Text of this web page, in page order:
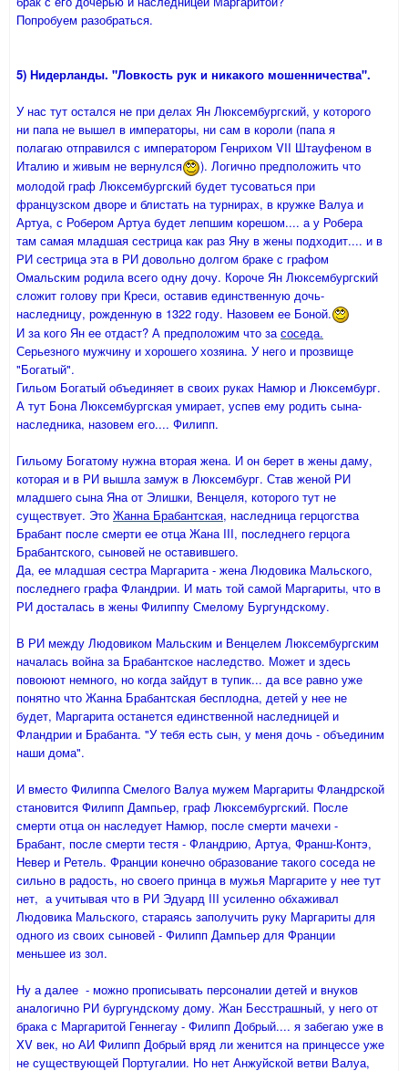
Попробуем разобраться.
5) Нидерланды. "Ловкость рук и никакого мошенничества".
У нас тут остался не при делах Ян Люксембургский, у которого
ни папа не вышел в императоры, ни сам в короли (папа я
полагаю отправился с императором Генрихом VII Штауфеном в
Италию и живым не вернулся
). Логично предположить что
молодой граф Люксембургский будет тусоваться при
французском дворе и блистать на турнирах, в кружке Валуа и
Артуа, с Робером Артуа будет лепшим корешом.... а у Робера
там самая младшая сестрица как раз Яну в жены подходит.... и в
РИ сестрица эта в РИ довольно долгом браке с графом
Омальским родила всего одну дочу. Короче Ян Люксембургский
сложит голову при Креси, оставив единственную дочь-
наследницу, рожденную в 1322 году. Назовем ее Боной.
И за кого Ян ее отдаст? А предположим что засоседа.
Серьезного мужчину и хорошего хозяина. У него и прозвище
"Богатый".
Гильом Богатый объединяет в своих руках Намюр и Люксембург.
А тут Бона Люксембургская умирает, успев ему родить сына-
наследника, назовем его.... Филипп.
Гильому Богатому нужна вторая жена. И он берет в жены даму,
которая и в РИ вышла замуж в Люксембург. Став женой РИ
младшего сына Яна от Элишки, Венцеля, которого тут не
существует. Это Жанна Брабантская, наследница герцогства
Брабант после смерти ее отца Жана III, последнего герцога
Брабантского, сыновей не оставившего.
Да, ее младшая сестра Маргарита - жена Людовика Мальского,
последнего графа Фландрии. И мать той самой Маргариты, что в
РИ досталась в жены Филиппу Смелому Бургундскому.
В РИ между Людовиком Мальским и Венцелем Люксембургским
началась война за Брабантское наследство. Может и здесь
повоюют немного, но когда зайдут в тупик... да все равно уже
понятно что Жанна Брабантская бесплодна, детей у нее не
будет, Маргарита останется единственной наследницей и
Фландрии и Брабанта. "У тебя есть сын, у меня дочь - объединим
наши дома".
И вместо Филиппа Смелого Валуа мужем Маргариты Фландрской
становится Филипп Дампьер, граф Люксембургский. После
смерти отца он наследует Намюр, после смерти мачехи -
Брабант, после смерти тестя - Фландрию, Артуа, Франш-Контэ,
Невер и Ретель. Франции конечно образование такого соседа не
сильно в радость, но своего принца в мужья Маргарите у нее тут
нет, а учитывая что в РИ Эдуард III усиленно обхаживал
Людовика Мальского, стараясь заполучить руку Маргариты для
одного из своих сыновей - Филипп Дампьер для Франции
меньшее из зол.
Ну а далее - можно прописывать персоналии детей и внуков
аналогично РИ бургундскому дому. Жан Бесстрашный, у него от
брака с Маргаритой Геннегау - Филипп Добрый.... я забегаю уже в
XV век, но АИ Филипп Добрый вряд ли женится на принцессе уже
не существующей Португалии. Но нет Анжуйской ветви Валуа,